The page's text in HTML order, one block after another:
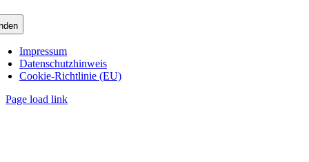
Impressum
Datenschutzhinweis
Cookie-Richtlinie (EU)
Page load link